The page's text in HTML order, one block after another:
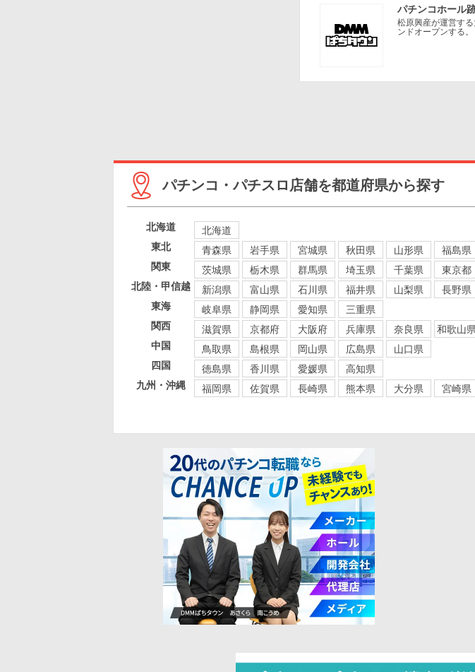
パチンコホール
松原興産が運営す
ンドオープンする
設を活用し、パチ
パチンコ・パチスロ店舗を都道府県から探す
北海道
北海道
東北
青森県 岩手県 宮城県 秋田県 山形県
福島県
関東
茨城県 栃木県 群馬県 埼玉県 千葉県 東京都
北陸・甲信越
新潟県 富山県 石川県 福井県 山梨県
長野県
東海
岐阜県 静岡県 愛知県
三重県
関西
滋賀県 京都府 大阪府 兵庫県 奈良県
和歌山県
中国
鳥取県 島根県 岡山県 広島県
山口県
四国
徳島県 香川県 愛媛県
高知県
九州・沖縄
福岡県 佐賀県 長崎県 熊本県 大分県 宮崎県